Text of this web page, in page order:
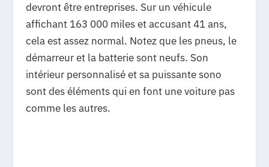
devront être entreprises. Sur un véhicule
affichant 163 000 miles et accusant 41 ans,
cela est assez normal. Notez que les pneus, le
démarreur et la batterie sont neufs. Son
intérieur personnalisé et sa puissante sono
sont des éléments qui en font une voiture pas
comme les autres.